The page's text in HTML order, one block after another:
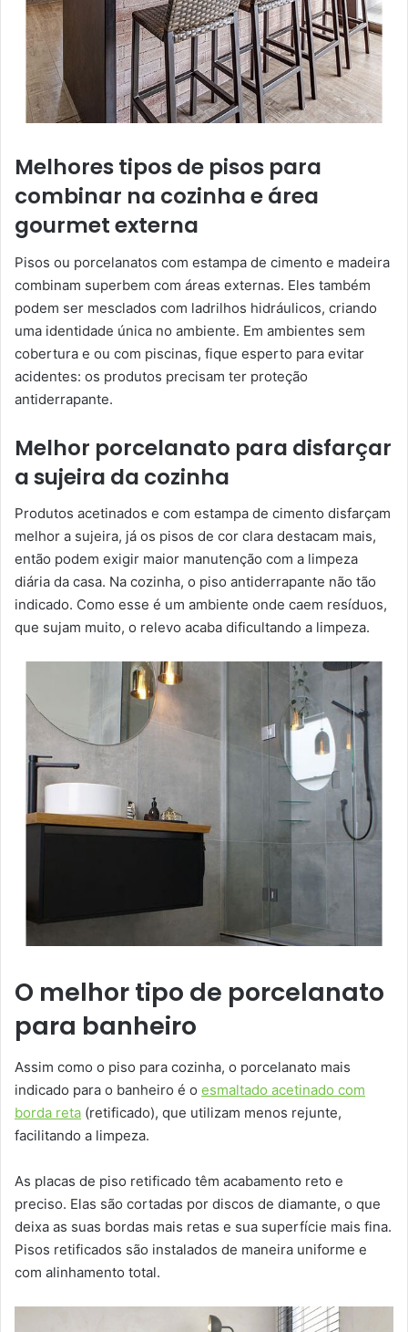
Melhores tipos de pisos para
combinar na cozinha e área
gourmet externa
Pisos ou porcelanatos com estampa de cimento e madeira
combinam superbem com áreas externas. Eles também
podem ser mesclados com ladrilhos hidráulicos, criando
uma identidade única no ambiente. Em ambientes sem
cobertura e ou com piscinas, fique esperto para evitar
acidentes: os produtos precisam ter proteção
antiderrapante.
Melhor porcelanato para disfarçar
a sujeira da cozinha
Produtos acetinados e com estampa de cimento disfarçam
melhor a sujeira, já os pisos de cor clara destacam mais,
então podem exigir maior manutenção com a limpeza
diária da casa. Na cozinha, o piso antiderrapante não tão
indicado. Como esse é um ambiente onde caem resíduos,
que sujam muito, o relevo acaba dificultando a limpeza.
O melhor tipo de porcelanato
para banheiro
Assim como o piso para cozinha, o porcelanato mais
indicado para o banheiro é o esmaltado acetinado com
borda reta (retificado), que utilizam menos rejunte,
facilitando a limpeza.
As placas de piso retificado têm acabamento reto e
preciso. Elas são cortadas por discos de diamante, o que
deixa as suas bordas mais retas e sua superfície mais fina.
Pisos retificados são instalados de maneira uniforme e
com alinhamento total.